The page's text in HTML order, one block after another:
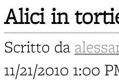
Alici in
Scritto da
11/21/2010 1:00